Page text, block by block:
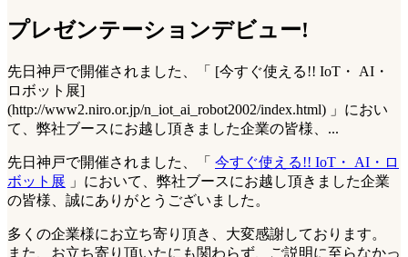
プレゼンテーションデビュー!
先日神戸で開催されました、「 [今すぐ使える!! IoT・ AI・
ロボット展]
(http://www2.niro.or.jp/n_iot_ai_robot2002/index.html) 」におい
て、弊社ブースにお越し頂きました企業の皆様、...
先日神戸で開催されました、「 今すぐ使える!! IoT・ AI・ロ
ボット展 」において、弊社ブースにお越し頂きました企業
の皆様、誠にありがとうございました。
多くの企業様にお立ち寄り頂き、大変感謝しております。
また、お立ち寄り頂いたにも関わらず、ご説明に至らなかっ